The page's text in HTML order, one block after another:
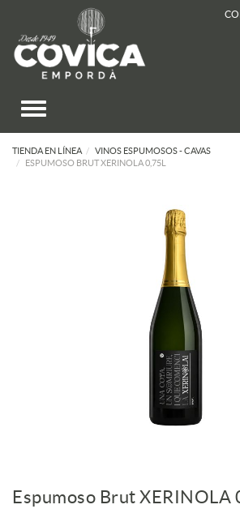
TIENDA EN LÍNEA
VINOS ESPUMOSOS - CAVAS
ESPUMOSO BRUT XERINOLA 0,75L
Espumoso Brut XERINOLA